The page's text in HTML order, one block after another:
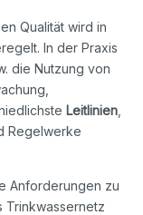
Qualität wird in
In der Praxis
die Nutzung von
Leitlinien
Regelwerke
Anforderungen zu
Trinkwassernetz